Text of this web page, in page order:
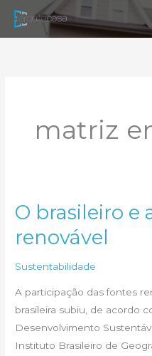
para
matriz
O brasileiro e
renovável
Sustentabilidade
A participação das fontes
brasileira subiu, de acordo
Desenvolvimento
Instituto Brasileiro de